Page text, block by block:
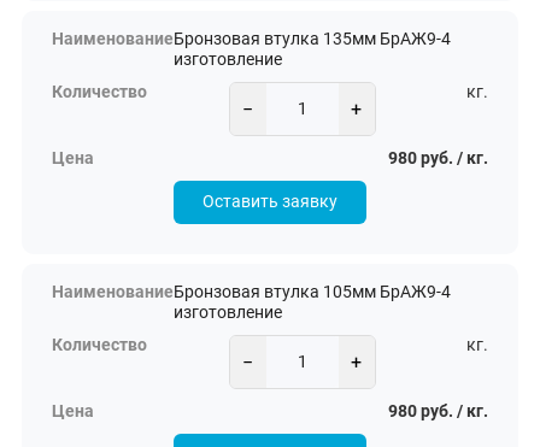
Бронзовая втулка 135мм БрАЖ9-4
изготовление
− +
кг.
980 руб. / кг.
Оставить заявку
Бронзовая втулка 105мм БрАЖ9-4
изготовление
− +
кг.
980 руб. / кг.